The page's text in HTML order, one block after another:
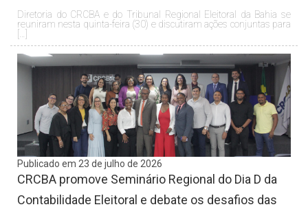
Diretoria do CRCBA e do Tribunal Regional Eleitoral da Bahia se
reuniram nesta quinta-feira (30) e discutiram ações conjuntas para
Publicado em 23 de julho de 2026
CRCBA promove Seminário Regional do Dia D da
Contabilidade Eleitoral e debate os desafios das